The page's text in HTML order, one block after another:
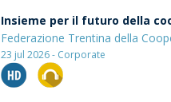
Insieme per il futuro della
Federazione Trentina della
23 jul 2026 - Corporate